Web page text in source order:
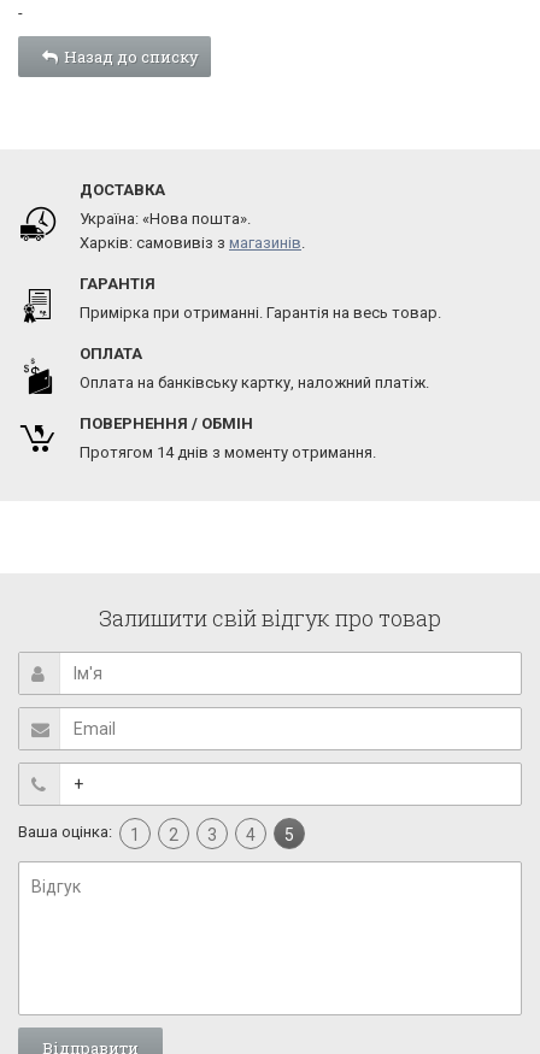
-
Назад до списку
ДОСТАВКА
Україна: «Нова пошта».
Харків: самовивіз з магазинів.
ГАРАНТІЯ
Примірка при отриманні. Гарантія на весь товар.
ОПЛАТА
Оплата на банківську картку, наложний платіж.
ПОВЕРНЕННЯ / ОБМІН
Протягом 14 днів з моменту отримання.
Залишити свій відгук про товар
Ваша оцінка: 1 2 3 4 5